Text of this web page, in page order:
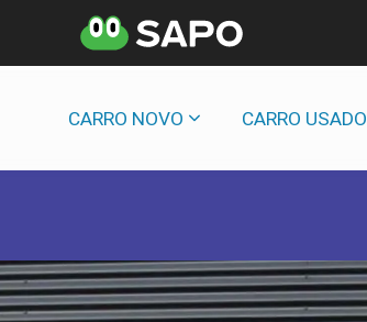
CARRO NOVO CARRO USADO